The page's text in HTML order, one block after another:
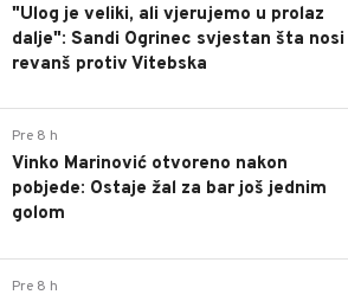
"Ulog je veliki, ali vjerujemo u prolaz
dalje": Sandi Ogrinec svjestan šta nosi
revanš protiv Vitebska
Pre 8 h
Vinko Marinović otvoreno nakon
pobjede: Ostaje žal za bar još jednim
golom
Pre 8 h